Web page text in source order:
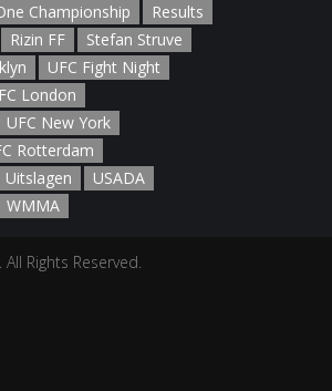
Championship
Results
Rizin FF
Stefan Struve
UFC Fight Night
London
UFC New York
Rotterdam
Uitslagen
USADA
WMMA
Rights Reserved.